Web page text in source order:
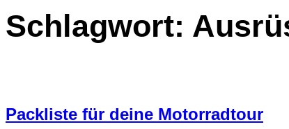
Navigation
Schlagwort:
Packliste für deine Motorradtour